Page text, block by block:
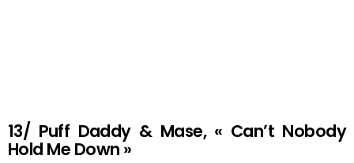
13/ Puff Daddy & Mase, « Can’t Nobody
Hold Me Down »